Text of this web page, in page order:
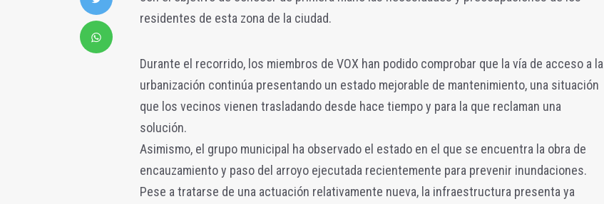
residentes de esta zona de la ciudad.
Durante el recorrido, los miembros de VOX han podido comprobar que la vía de acceso a la
urbanización continúa presentando un estado mejorable de mantenimiento, una situación
que los vecinos vienen trasladando desde hace tiempo y para la que reclaman una
solución.
Asimismo, el grupo municipal ha observado el estado en el que se encuentra la obra de
encauzamiento y paso del arroyo ejecutada recientemente para prevenir inundaciones.
Pese a tratarse de una actuación relativamente nueva, la infraestructura presenta ya